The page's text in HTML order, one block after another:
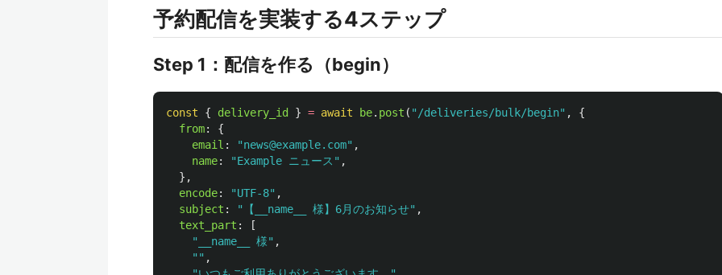
予約配信を実装する4ステップ
Step 1：配信を作る（begin）
const { delivery_id } = await be. post ( " /deliveries/bulk/begin" ,
{
from:
{
email : "news@example.com" ,
name: "Example ニュース " ,
},
encode: "UTF-8" ,
subject : " 【__name__ 様】6月のお知らせ" ,
text_part :
[
"
__name__ 様" ,
"" ,